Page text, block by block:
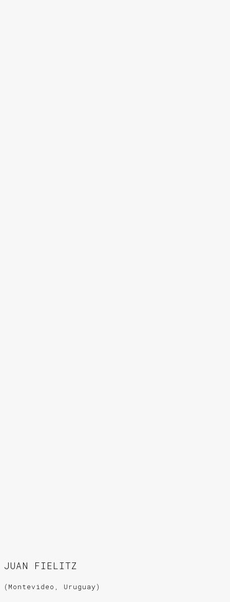
JUAN FIELITZ
(Montevideo, Uruguay)